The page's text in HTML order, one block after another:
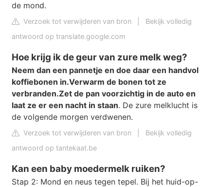
de mond.
Verzoek tot verwijderen van bron
Bekijk volledig
antwoord op translate.google.com
Hoe krijg ik de geur van zure melk weg?
Neem dan een pannetje en doe daar een handvol
koffiebonen in.Verwarm de bonen tot ze
verbranden.Zet de pan voorzichtig in de auto en
laat ze er een nacht in staan. De zure melklucht is
de volgende morgen verdwenen.
Verzoek tot verwijderen van bron
Bekijk volledig
antwoord op tantekaat.be
Kan een baby moedermelk ruiken?
Stap 2: Mond en neus tegen tepel. Bij het huid-op-